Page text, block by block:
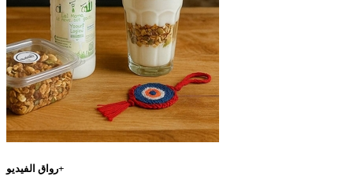
رواق الفيديو+